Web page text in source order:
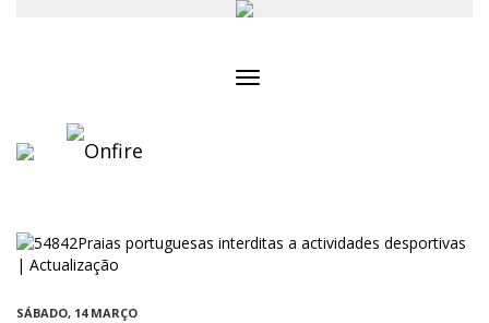
SÁBADO, 14 MARÇO